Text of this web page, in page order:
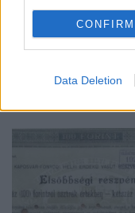
CONFIRM
Data Deletion